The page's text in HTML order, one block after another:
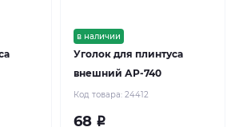
в наличии
Уголок для плинтуса
внешний АР-740
Код товара: 24412
68 Р